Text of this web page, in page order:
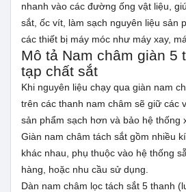
nhanh vào các đường ống vật liệu,
sắt, ốc vít, làm sạch nguyên liệu sản
các thiết bị máy móc như máy xay,
Mô tả Nam châm giàn 5
tạp chất sắt
Khi nguyên liệu chạy qua giàn nam
trên các thanh nam châm sẽ giữ các
sản phẩm sạch hơn và bảo hệ thống
Giàn nam châm tách sắt gồm nhiều
khác nhau, phụ thuộc vào hệ thống
hàng, hoặc nhu cầu sử dụng.
Dàn nam châm lọc tách sắt 5 thanh